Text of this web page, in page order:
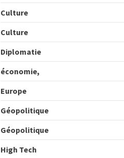
Culture
Culture
Diplomatie
économie,
Europe
Géopolitique
Géopolitique
High Tech